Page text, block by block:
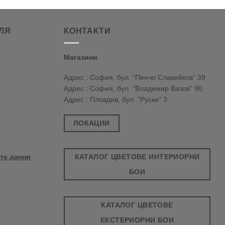
данни
КОНТАКТИ
Магазини
Адрес : София, бул. “Пенчо Славейков” 39
Адрес : София, бул. “Владимир Вазов” 90
Адрес : Пловдив, бул. "Руски" 3
ЛОКАЦИИ
КАТАЛОГ ЦВЕТОВЕ ИНТЕРИОРНИ
БОИ
КАТАЛОГ ЦВЕТОВЕ
ЕКСТЕРИОРНИ БОИ